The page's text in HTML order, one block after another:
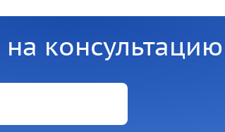
консультацию